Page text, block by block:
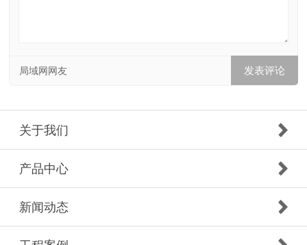
局域网网友
关于我们
产品中心
新闻动态